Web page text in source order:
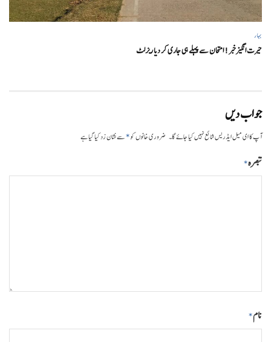
بہار
حیرت انگیزخبر ! امتحان سے پہلے ہی جاری کر دیا ریزلٹ
جواب دیں
آپ کا ای میل ایڈریس شائع نہیں کیا جائے گا۔ ضروری خانوں کو*سے نشان زد کیا گیا ہے
تبصرہ*
نام*